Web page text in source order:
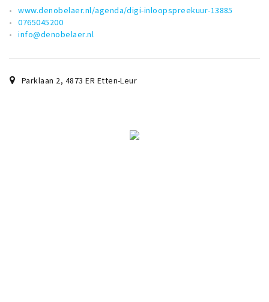
Inloggen
www.denobelaer.nl/agenda/digi-inloopspreekuur-13885
0765045200
info@denobelaer.nl
Parklaan 2, 4873 ER Etten-Leur